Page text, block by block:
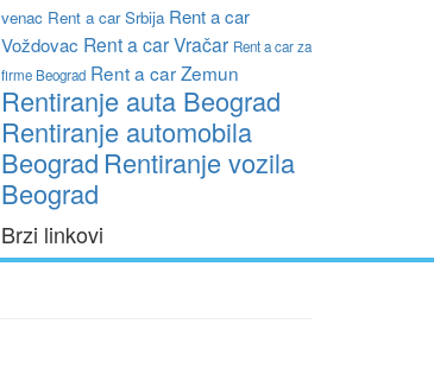
venac Rent a car Srbija Rent a car
Voždovac Rent a car Vračar Rent a car za
firme Beograd Rent a car Zemun
Rentiranje auta Beograd
Rentiranje automobila
Beograd Rentiranje vozila
Beograd
Brzi linkovi